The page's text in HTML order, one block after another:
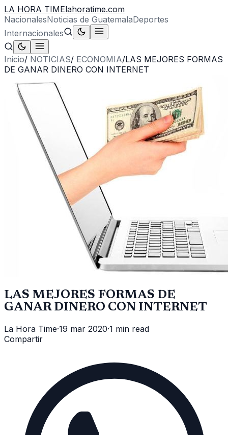
LA HORA TIMElahoratime.com
NacionalesNoticias de GuatemalaDeportes
Internacionales
Inicio/ NOTICIAS/ ECONOMIA/LAS MEJORES FORMAS
DE GANAR DINERO CON INTERNET
LAS MEJORES FORMAS DE
GANAR DINERO CON INTERNET
La Hora Time·19 mar 2020·1 min read
Compartir